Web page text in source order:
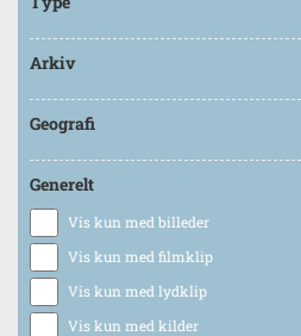
Arkiv
Geografi
Generelt
Vis kun med billeder
Vis kun med filmklip
Vis kun med lydklip
Vis kun med kilder